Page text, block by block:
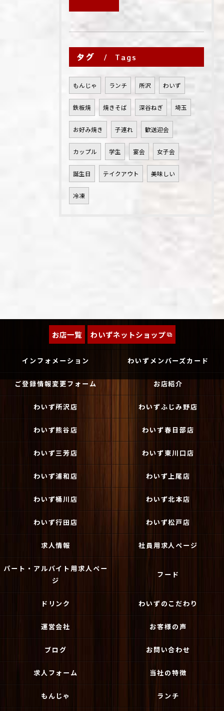
タグ Tags
もんじゃ ランチ 所沢 わいず
鉄板焼 焼きそば 深谷ねぎ 埼玉
お好み焼き 子連れ 歓送迎会
カップル 学生 宴会 女子会
誕生日 テイクアウト 美味しい
冷凍
お店一覧 わいずネットショップ
インフォメーション わいずメンバーズカード
ご登録情報変更フォーム お店紹介
わいず所沢店 わいずふじみ野店
わいず熊谷店 わいず春日部店
わいず三芳店 わいず東川口店
わいず浦和店 わいず上尾店
わいず桶川店 わいず北本店
わいず行田店 わいず松戸店
求人情報 社員用求人ページ
パート・アルバイト用求人ペー
ジ
フード
ドリンク わいずのこだわり
運営会社 お客様の声
ブログ お問い合わせ
求人フォーム 当社の特徴
もんじゃ ランチ